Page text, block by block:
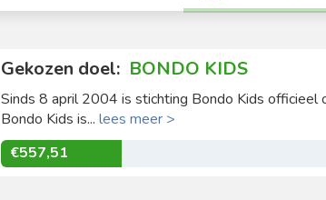
Gekozen doel: BONDO KIDS
Sinds 8 april 2004 is stichting Bondo Kids officieel
Bondo Kids is... lees meer >
€557,51